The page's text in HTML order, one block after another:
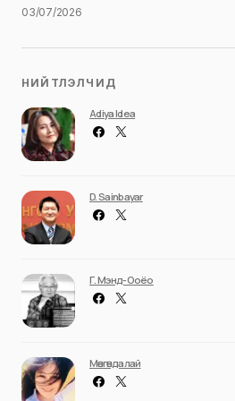
03/07/2026
НИЙТЛЭЛЧИД
Adiya Idea
D. Sainbayar
Г. Мэнд-Ооёо
Мөнгөндалай